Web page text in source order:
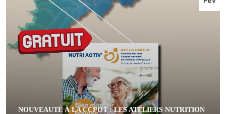
NOUVEAUTÉ À LA CCPOT : LES ATELIERS NUTRITION